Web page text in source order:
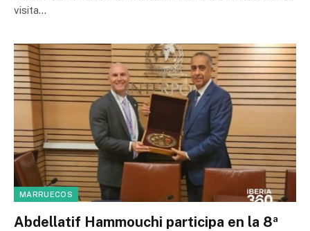
visita…
MARRUECOS
Abdellatif Hammouchi participa en la 8ª